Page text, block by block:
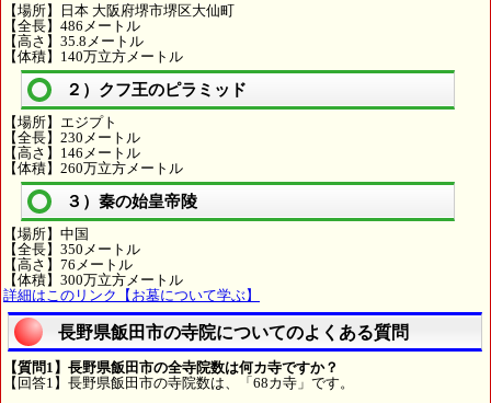
【場所】日本 大阪府堺市堺区大仙町
【全長】486メートル
【高さ】35.8メートル
【体積】140万立方メートル
２）クフ王のピラミッド
【場所】エジプト
【全長】230メートル
【高さ】146メートル
【体積】260万立方メートル
３）秦の始皇帝陵
【場所】中国
【全長】350メートル
【高さ】76メートル
【体積】300万立方メートル
詳細はこのリンク【お墓について学ぶ】
長野県飯田市の寺院についてのよくある質問
【質問1】長野県飯田市の全寺院数は何カ寺ですか？
【回答1】長野県飯田市の寺院数は、「68カ寺」です。